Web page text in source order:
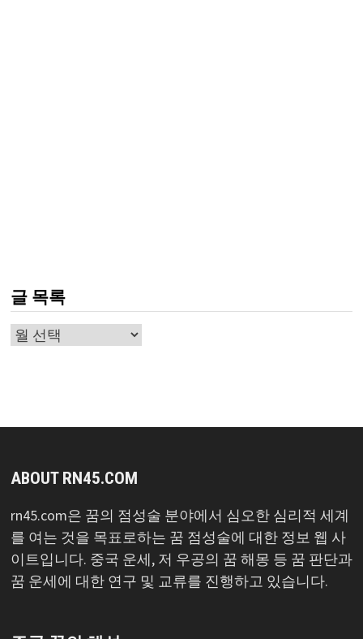
글 목록
글
ABOUT RN45.COM
rn45.com은 꿈의 점성술 분야에서 심오한 심리적 세계
를 여는 것을 목표로하는 꿈 점성술에 대한 정보 웹 사
이트입니다. 중국 운세, 저 우공의 꿈 해몽 등 꿈 판단과
꿈 운세에 대한 연구 및 교류를 진행하고 있습니다.